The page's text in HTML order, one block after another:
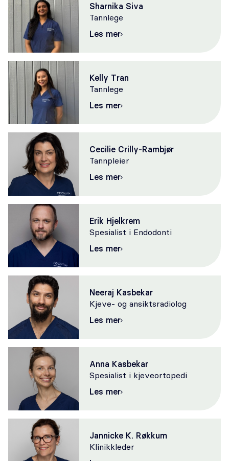
Sharnika Siva
Tannlege
Les mer
Kelly Tran
Tannlege
Les mer
Cecilie Crilly-Rambjør
Tannpleier
Les mer
Erik Hjelkrem
Spesialist i Endodonti
Les mer
Neeraj Kasbekar
Kjeve- og ansiktsradiolog
Les mer
Anna Kasbekar
Spesialist i kjeveortopedi
Les mer
Jannicke K. Røkkum
Klinikkleder